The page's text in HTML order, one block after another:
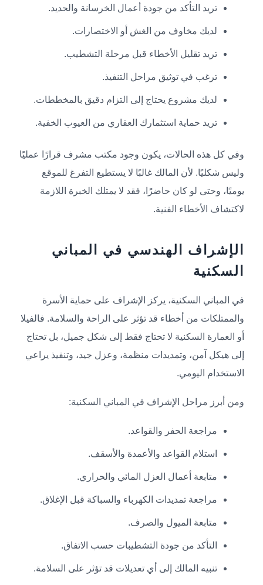
تريد التأكد من جودة أعمال الخرسانة والحديد.
لديك مخاوف من الغش أو الاختصارات.
تريد تقليل الأخطاء قبل مرحلة التشطيب.
ترغب في توثيق مراحل التنفيذ.
لديك مشروع يحتاج إلى التزام دقيق بالمخططات.
تريد حماية استثمارك العقاري من العيوب الخفية.
وفي كل هذه الحالات، يكون وجود مكتب مشرف قرارًا عمليًا
وليس شكليًا. لأن المالك غالبًا لا يستطيع التفرغ للموقع
يوميًا، وحتى لو كان حاضرًا، فقد لا يمتلك الخبرة اللازمة
لاكتشاف الأخطاء الفنية.
الإشراف الهندسي في المباني
السكنية
في المباني السكنية، يركز الإشراف على حماية الأسرة
والممتلكات من أخطاء قد تؤثر على الراحة والسلامة. فالفيلا
أو العمارة السكنية لا تحتاج فقط إلى شكل جميل، بل تحتاج
إلى هيكل آمن، وتمديدات منظمة، وعزل جيد، وتنفيذ يراعي
الاستخدام اليومي.
ومن أبرز مراحل الإشراف في المباني السكنية:
مراجعة الحفر والقواعد.
استلام القواعد والأعمدة والأسقف.
متابعة أعمال العزل المائي والحراري.
مراجعة تمديدات الكهرباء والسباكة قبل الإغلاق.
متابعة الميول والصرف.
التأكد من جودة التشطيبات حسب الاتفاق.
تنبيه المالك إلى أي تعديلات قد تؤثر على السلامة.